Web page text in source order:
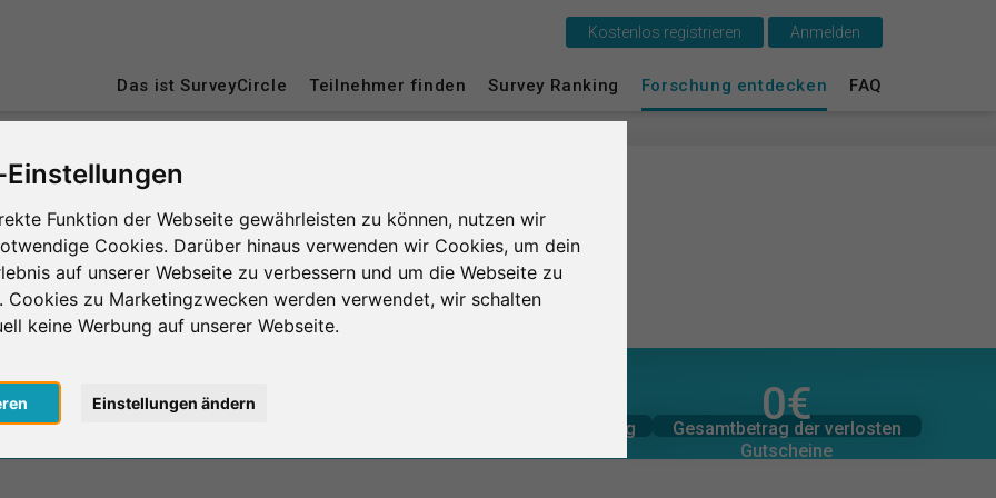
Funktion der Webseite gewährleisten zu können, nutzen wir
Cookies. Darüber hinaus verwenden wir Cookies, um dein
auf unserer Webseite zu verbessern und um die Webseite zu
Cookies zu Marketingzwecken werden verwendet, wir schalten
keine Werbung auf unserer Webseite.
Einstellungen ändern
Das ist SurveyCircle Teilnehmer finden Survey Ranking Forschung entdecken FAQ
Kostenlos registrieren Anmelden
erhaltene
erbrachte 0
0
in Minuten
Durchschnittliche Bewertung
0€
Gesamtbetrag der verlosten
Gutscheine
0€
Gesamtbetrag der
zugesagten Spenden
Das ist SurveyCircle
Anmelden
English